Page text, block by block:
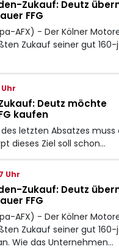
Zukauf: Deutz
FFG
AFX) - Der Kölner
Zukauf seiner gut 160-
Deutz möchte
kaufen
letzten Absatzes muss
dieses Ziel soll schon…
Uhr
Zukauf: Deutz
FFG
AFX) - Der Kölner
Zukauf seiner gut 160-
Wie das Unternehmen…